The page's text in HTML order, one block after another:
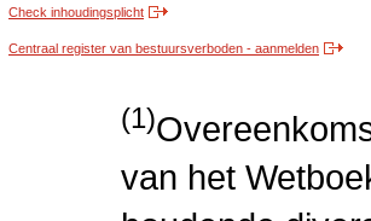
Check inhoudingsplicht
Centraal register van bestuursverboden - aanmelden
(1)
van het